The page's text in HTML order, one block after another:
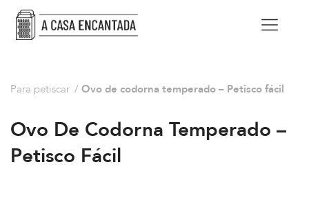
Para petiscar / Ovo de codorna temperado – Petisco fácil
Ovo De Codorna Temperado –
Petisco Fácil